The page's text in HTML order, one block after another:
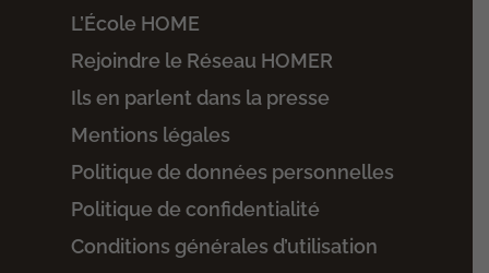
L’École HOME
Rejoindre le Réseau HOMER
Ils en parlent dans la presse
Mentions légales
Politique de données personnelles
Politique de confidentialité
Conditions générales d’utilisation